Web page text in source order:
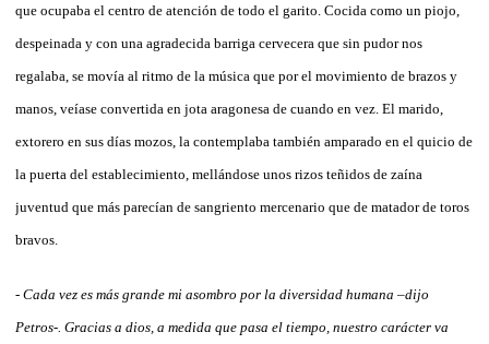
que ocupaba el centro de atención de todo el garito. Cocida como un piojo,
despeinada y con una agradecida barriga cervecera que sin pudor nos
regalaba, se movía al ritmo de la música que por el movimiento de brazos y
manos, veíase convertida en jota aragonesa de cuando en vez. El marido,
extorero en sus días mozos, la contemplaba también amparado en el quicio de
la puerta del establecimiento, mellándose unos rizos teñidos de zaína
juventud que más parecían de sangriento mercenario que de matador de toros
bravos.
- Cada vez es más grande mi asombro por la diversidad humana –dijo
Petros-. Gracias a dios, a medida que pasa el tiempo, nuestro carácter va